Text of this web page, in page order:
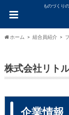
ものづくり
ホーム 組合員紹介
株式会社リト
企業情報